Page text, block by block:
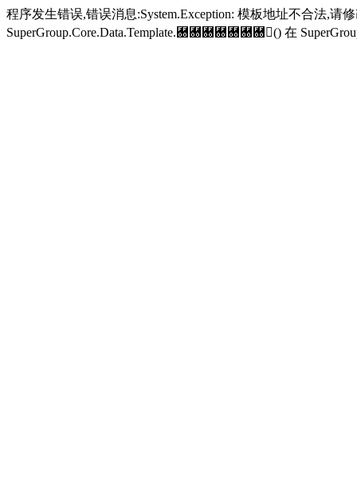
程序发生错误,错误消息:System.Exception: 模板地址不合法,
SuperGroup.Core.Data.Template.＀＀＀＀＀＀＀() 在